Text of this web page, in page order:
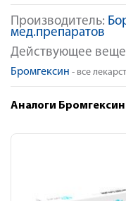
Производитель:
мед.препаратов
Действующее
Бромгексин - все
Аналоги